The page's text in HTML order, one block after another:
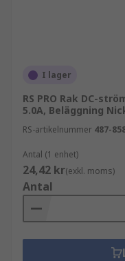
I lager
RS PRO Rak DC-
5.0A, Beläggning
RS-artikelnummer 487-
Antal (1 enhet)
24,42 kr(exkl. moms)
Antal